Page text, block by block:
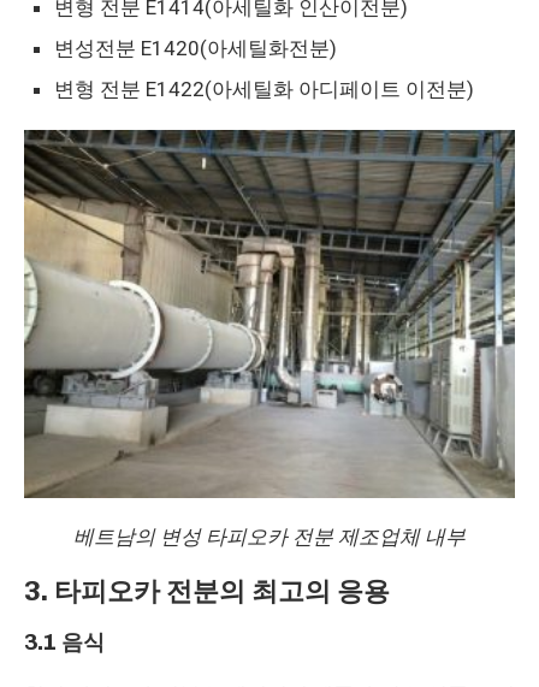
변형 전분 E1414(아세틸화 인산이전분)
변성전분 E1420(아세틸화전분)
변형 전분 E1422(아세틸화 아디페이트 이전분)
베트남의 변성 타피오카 전분 제조업체 내부
3. 타피오카 전분의 최고의 응용
3.1 음식